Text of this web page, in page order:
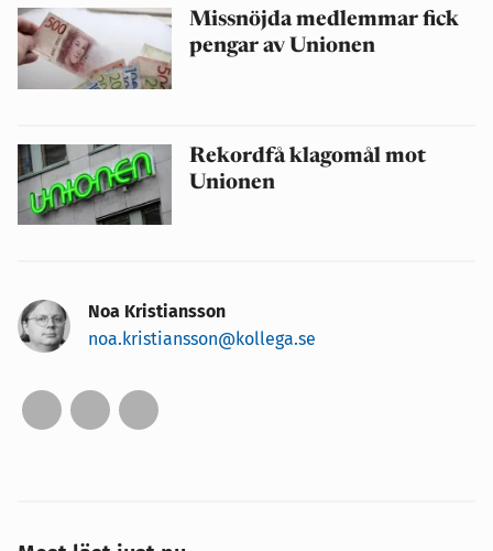
Missnöjda medlemmar fick
pengar av Unionen
Rekordfå klagomål mot
Unionen
Noa Kristiansson
noa.kristiansson@kollega.se